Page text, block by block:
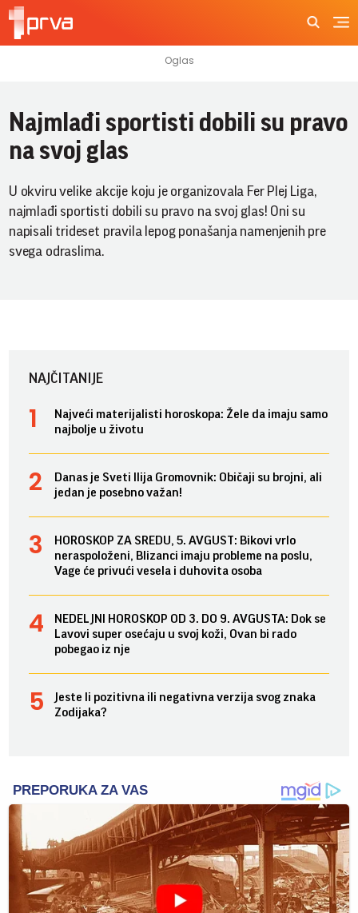
Najmlađi sportisti dobili su pravo
na svoj glas
U okviru velike akcije koju je organizovala Fer Plej Liga,
najmlađi sportisti dobili su pravo na svoj glas! Oni su
napisali trideset pravila lepog ponašanja namenjenih pre
svega odraslima.
NAJČITANIJE
Najveći materijalisti horoskopa: Žele da imaju samo
najbolje u životu
Danas je Sveti Ilija Gromovnik: Običaji su brojni, ali
jedan je posebno važan!
HOROSKOP ZA SREDU, 5. AVGUST: Bikovi vrlo
neraspoloženi, Blizanci imaju probleme na poslu,
Vage će privući vesela i duhovita osoba
NEDELJNI HOROSKOP OD 3. DO 9. AVGUSTA: Dok se
Lavovi super osećaju u svoj koži, Ovan bi rado
pobegao iz nje
Jeste li pozitivna ili negativna verzija svog znaka
Zodijaka?